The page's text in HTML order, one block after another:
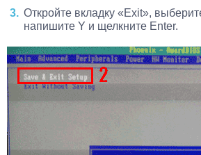
Откройте вкладку «Exit»,
напишите Y и щелкните Enter.